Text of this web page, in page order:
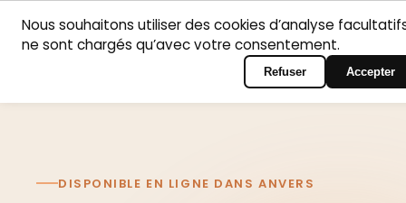
AccueilDomaines
d’intervention
PsychologuesContact
Français Connexion au portail
DISPONIBLE EN LIGNE DANS ANVERS
Nous souhaitons utiliser des cookies d’analyse
ne sont chargés qu’avec votre consentement.
Refuser Accepter